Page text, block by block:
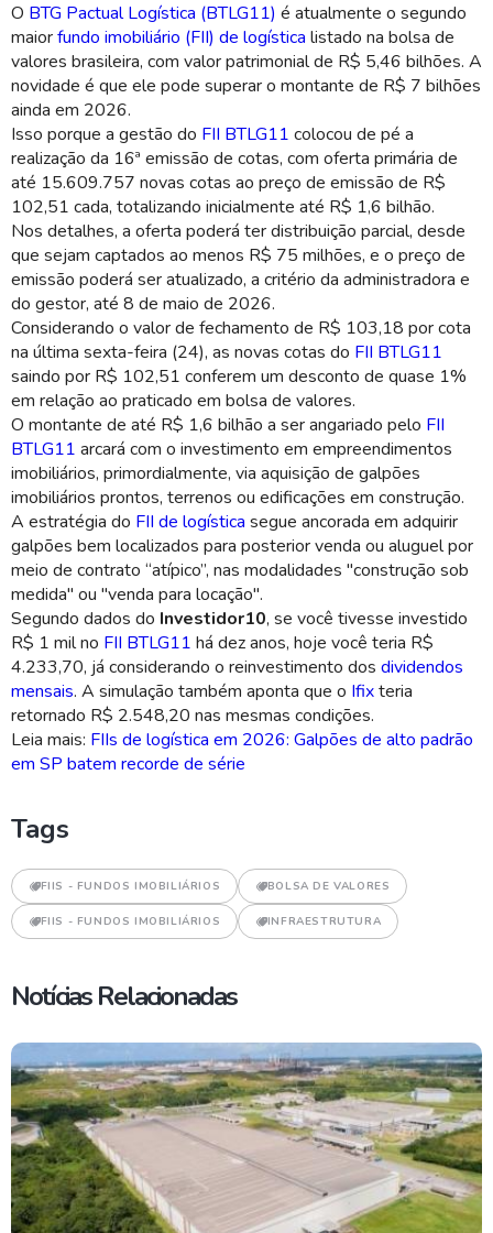
O BTG Pactual Logística (BTLG11) é atualmente o segundo
maiorfundo imobiliário (FII) de logística listado na bolsa de
valores brasileira, com valor patrimonial de R$ 5,46 bilhões. A
novidade é que ele pode superar o montante de R$ 7 bilhões
ainda em 2026.
Isso porque a gestão do FII BTLG11 colocou de pé a
realização da 16ª emissão de cotas, com oferta primária de
até 15.609.757 novas cotas ao preço de emissão de R$
102,51 cada, totalizando inicialmente até R$ 1,6 bilhão.
Nos detalhes, a oferta poderá ter distribuição parcial, desde
que sejam captados ao menos R$ 75 milhões, e o preço de
emissão poderá ser atualizado, a critério da administradora e
do gestor, até 8 de maio de 2026.
Considerando o valor de fechamento de R$ 103,18 por cota
na última sexta-feira (24), as novas cotas do FII BTLG11
saindo por R$ 102,51 conferem um desconto de quase 1%
em relação ao praticado em bolsa de valores.
O montante de até R$ 1,6 bilhão a ser angariado pelo FII
BTLG11 arcará com o investimento em empreendimentos
imobiliários, primordialmente, via aquisição de galpões
imobiliários prontos, terrenos ou edificações em construção.
A estratégia do FII de logística segue ancorada em adquirir
galpões bem localizados para posterior venda ou aluguel por
meio de contrato “atípico”, nas modalidades "construção sob
medida" ou "venda para locação".
Segundo dados do Investidor10, se você tivesse investido
R$ 1 mil no FII BTLG11 há dez anos, hoje você teria R$
4.233,70, já considerando o reinvestimento dos dividendos
mensais. A simulação também aponta que o Ifixteria
retornado R$ 2.548,20 nas mesmas condições.
Leia mais: FIIs de logística em 2026: Galpões de alto padrão
em SP batem recorde de série
Tags
FIIS - FUNDOS IMOBILIÁRIOS BOLSA DE VALORES
FIIS - FUNDOS IMOBILIÁRIOS INFRAESTRUTURA
Notícias Relacionadas